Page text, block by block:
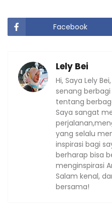
Facebook
Lely Bei
Hi, Saya Lely
senang
tentang
Saya sangat
yang selalu
inspirasi bagi
berharap bisa
menginspirasi
Salam kenal,
bersama!